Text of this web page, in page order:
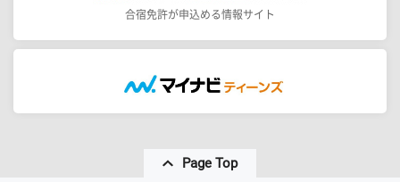
合宿免許が申込める情報サイト
Page Top